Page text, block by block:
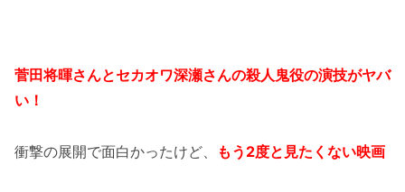
菅田将暉さんとセカオワ深瀬さんの殺人鬼役の演技がヤバ
い！
衝撃の展開で面白かったけど、 もう2度と見たくない映画